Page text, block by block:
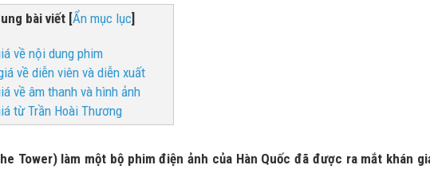
bài viết [Ẩn mục lục]
về nội dung phim
về diễn viên và diễn xuất
về âm thanh và hình ảnh
từ Trần Hoài Thương
Tower) làm một bộ phim điện ảnh của Hàn Quốc đã được ra mắt khán